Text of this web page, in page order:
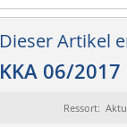
Dieser Artikel
KKA 06/2017
Ressort: